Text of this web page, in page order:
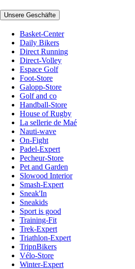
Unsere Geschäfte
Basket-Center
Daily Bikers
Direct Running
Direct-Volley
Espace Golf
Foot-Store
Galopp-Store
Golf and co
Handball-Store
House of Rugby
La sellerie de Maé
Nauti-wave
On-Fight
Padel-Expert
Pecheur-Store
Pet and Garden
Slowood Interior
Smash-Expert
Sneak'In
Sneakids
Sport is good
Training-Fit
Trek-Expert
Triathlon-Expert
TripnBikers
Vélo-Store
Winter-Expert